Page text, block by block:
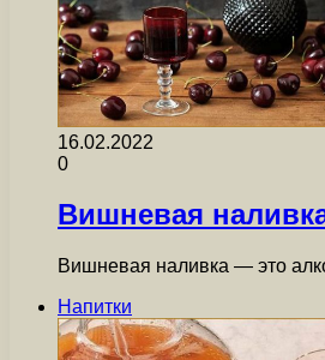
16.02.2022
0
Вишневая
Вишневая наливка — это
Напитки